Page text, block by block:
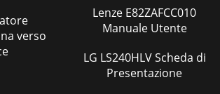
verso
Lenze E82ZAFCC010
Manuale Utente
LG LS240HLV Scheda di
Presentazione